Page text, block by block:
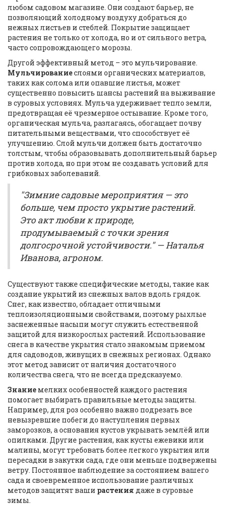
любом садовом магазине. Они создают барьер, не
позволяющий холодному воздуху добраться до
нежных листьев и стеблей. Покрытие защищает
растения не только от холода, но и от сильного ветра,
часто сопровождающего морозы.
Другой эффективный метод – это мульчирование.
Мульчированиеслоями органических материалов,
таких как солома или опавшие листья, может
существенно повысить шансы растений на выживание
в суровых условиях. Мульча удерживает тепло земли,
предотвращая её чрезмерное остывание. Кроме того,
органическая мульча, разлагаясь, обогащает почву
питательными веществами, что способствует её
улучшению. Слой мульчи должен быть достаточно
толстым, чтобы образовывать дополнительный барьер
против холода, но при этом не создавать условий для
грибковых заболеваний.
"Зимние садовые мероприятия — это
больше, чем просто укрытие растений.
Это акт любви к природе,
продумываемый с точки зрения
долгосрочной устойчивости." — Наталья
Иванова, агроном.
Существуют также специфические методы, такие как
создание укрытий из снежных валов вдоль грядок.
Снег, как известно, обладает отличными
теплоизоляционными свойствами, поэтому рыхлые
заснеженные насыпи могут служить естественной
защитой для низкорослых растений. Использование
снега в качестве укрытия стало знакомым приемом
для садоводов, живущих в снежных регионах. Однако
этот метод зависит от наличия достаточного
количества снега, что не всегда предсказуемо.
Знание мелких особенностей каждого растения
помогает выбирать правильные методы защиты.
Например, для роз особенно важно подрезать все
невызревшие побеги до наступления первых
заморозков, а основания кустов укрывать землёй или
опилками. Другие растения, как кусты ежевики или
малины, могут требовать более легкого укрытия или
пересадки в закутки сада, где они меньше подвержены
ветру. Постоянное наблюдение за состоянием вашего
сада и своевременное использование различных
методов защитят ваши растения даже в суровые
зимы.